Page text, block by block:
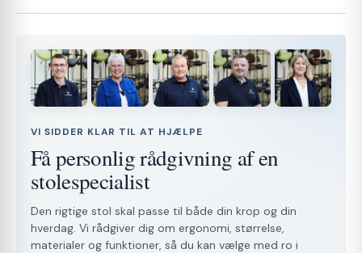
VI SIDDER KLAR TIL AT HJÆLPE
Få personlig rådgivning af en
stolespecialist
Den rigtige stol skal passe til både din krop og din
hverdag. Vi rådgiver dig om ergonomi, størrelse,
materialer og funktioner, så du kan vælge med ro i